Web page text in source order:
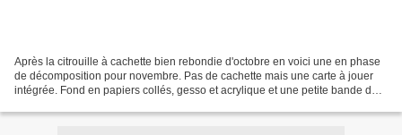
Après la citrouille à cachette bien rebondie d'octobre en voici une en phase
de décomposition pour novembre. Pas de cachette mais une carte à jouer
intégrée. Fond en papiers collés, gesso et acrylique et une petite bande de